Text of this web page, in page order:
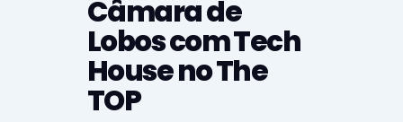
Câmara de
Lobos com Tech
House no The
TOP